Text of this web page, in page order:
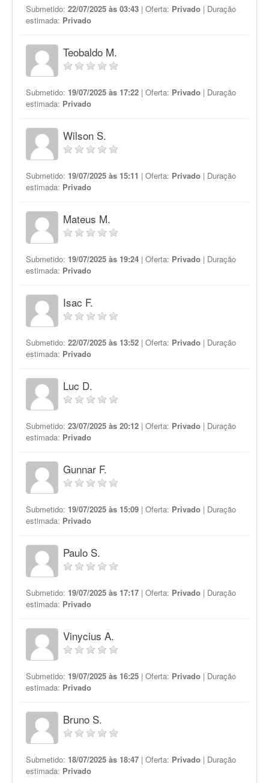
Submetido: 22/07/2025 às 03:43 | Oferta: Privado | Duração
estimada: Privado
Teobaldo M.
Submetido: 19/07/2025 às 17:22 | Oferta: Privado | Duração
estimada: Privado
Wilson S.
Submetido: 19/07/2025 às 15:11 | Oferta: Privado | Duração
estimada: Privado
Mateus M.
Submetido: 19/07/2025 às 19:24 | Oferta: Privado | Duração
estimada: Privado
Isac F.
Submetido: 22/07/2025 às 13:52 | Oferta: Privado | Duração
estimada: Privado
Luc D.
Submetido: 23/07/2025 às 20:12 | Oferta: Privado | Duração
estimada: Privado
Gunnar F.
Submetido: 19/07/2025 às 15:09 | Oferta: Privado | Duração
estimada: Privado
Paulo S.
Submetido: 19/07/2025 às 17:17 | Oferta: Privado | Duração
estimada: Privado
Vinycius A.
Submetido: 19/07/2025 às 16:25 | Oferta: Privado | Duração
estimada: Privado
Bruno S.
Submetido: 18/07/2025 às 18:47 | Oferta: Privado | Duração
estimada: Privado